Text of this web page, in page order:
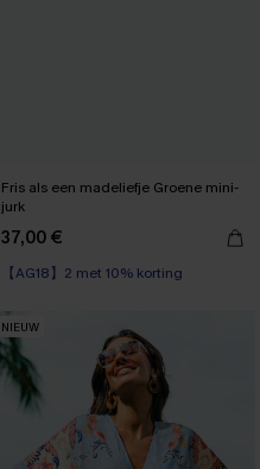
Fris als een madeliefje Groene mini-
jurk
37,00 €
【AG18】2 met 10% korting
NIEUW